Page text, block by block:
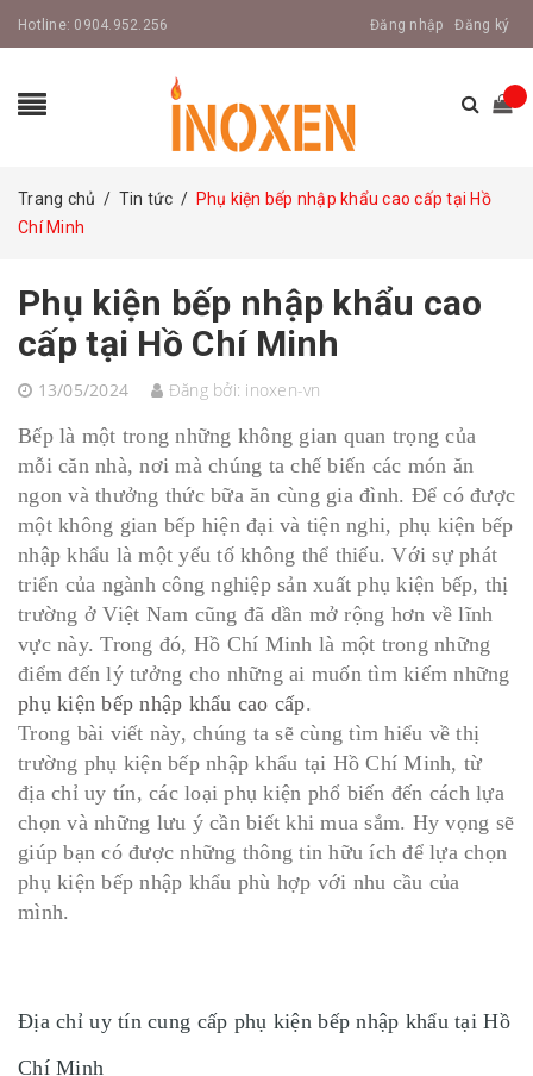
Hotline: 0904.952.256 Đăng nhập Đăng ký
Trang chủ / Tin tức / Phụ kiện bếp nhập khẩu cao cấp tại Hồ
Chí Minh
Phụ kiện bếp nhập khẩu cao
cấp tại Hồ Chí Minh
13/05/2024 Đăng bởi: inoxen-vn
Bếp là một trong những không gian quan trọng của
mỗi căn nhà, nơi mà chúng ta chế biến các món ăn
ngon và thưởng thức bữa ăn cùng gia đình. Để có được
một không gian bếp hiện đại và tiện nghi, phụ kiện bếp
nhập khẩu là một yếu tố không thể thiếu. Với sự phát
triển của ngành công nghiệp sản xuất phụ kiện bếp, thị
trường ở Việt Nam cũng đã dần mở rộng hơn về lĩnh
vực này. Trong đó, Hồ Chí Minh là một trong những
điểm đến lý tưởng cho những ai muốn tìm kiếm những
phụ kiện bếp nhập khẩu cao cấp.
Trong bài viết này, chúng ta sẽ cùng tìm hiểu về thị
trường phụ kiện bếp nhập khẩu tại Hồ Chí Minh, từ
địa chỉ uy tín, các loại phụ kiện phổ biến đến cách lựa
chọn và những lưu ý cần biết khi mua sắm. Hy vọng sẽ
giúp bạn có được những thông tin hữu ích để lựa chọn
phụ kiện bếp nhập khẩu phù hợp với nhu cầu của
mình.
Địa chỉ uy tín cung cấp phụ kiện bếp nhập khẩu tại Hồ
Chí Minh